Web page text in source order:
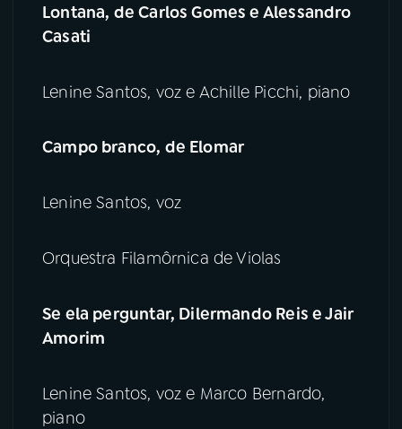
Lontana, de Carlos Gomes e Alessandro
Casati
Lenine Santos, voz e Achille Picchi, piano
Campo branco, de Elomar
Lenine Santos, voz
Orquestra Filamôrnica de Violas
Se ela perguntar, Dilermando Reis e Jair
Amorim
Lenine Santos, voz e Marco Bernardo,
piano